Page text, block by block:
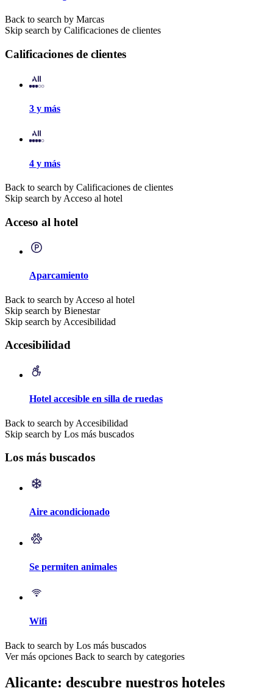
Back to search by Marcas
Skip search by Calificaciones de clientes
Calificaciones de clientes
3 y más
4 y más
Back to search by Calificaciones de clientes
Skip search by Acceso al hotel
Acceso al hotel
Aparcamiento
Back to search by Acceso al hotel
Skip search by Bienestar
Skip search by Accesibilidad
Accesibilidad
Hotel accesible en silla de ruedas
Back to search by Accesibilidad
Skip search by Los más buscados
Los más buscados
Aire acondicionado
Se permiten animales
Wifi
Back to search by Los más buscados
Ver más opciones Back to search by categories
Alicante: descubre nuestros hoteles